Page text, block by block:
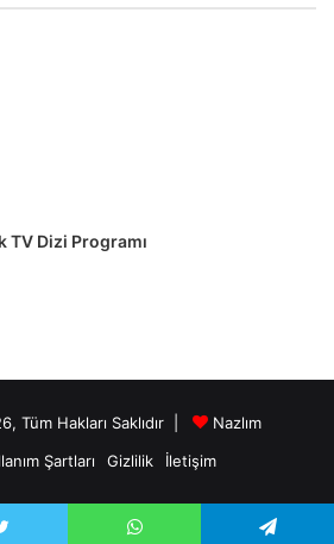
TV Dizi Programı
Tüm Hakları Saklıdır |
Nazlım
Şartları Gizlilik İletişim